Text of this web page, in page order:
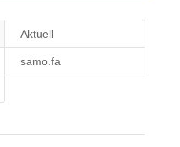
Aktuell
samo.fa